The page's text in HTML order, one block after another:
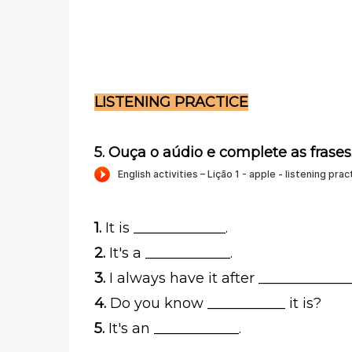
LISTENING PRACTICE
5. Ouça o aúdio e complete as
1.It is _____________.
2.It's a ____________.
3.I always have it after
4.Do you know ___________ it is?
5.It's an ____________.